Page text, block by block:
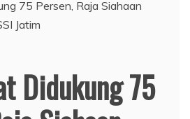
Didukung 75